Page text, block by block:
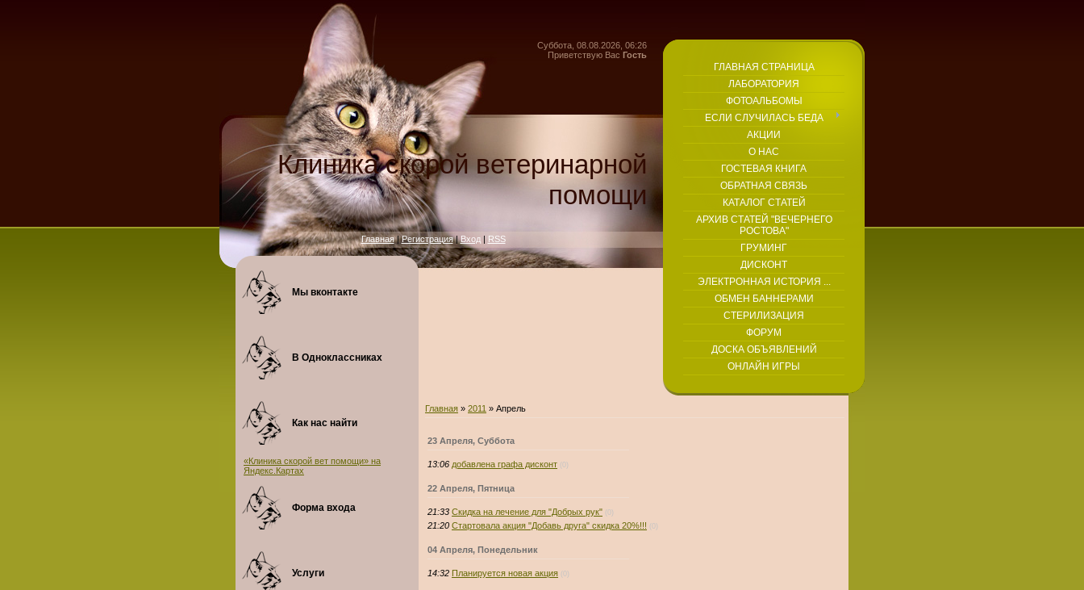
Суббота, 08.08.2026, 06:26
Приветствую Вас Гость
Клиника скорой ветеринарной
помощи
Главная|Регистрация|Вход| RSS
ГЛАВНАЯ СТРАНИЦА
ЛАБОРАТОРИЯ
ФОТОАЛЬБОМЫ
ЕСЛИ СЛУЧИЛАСЬ БЕДА
АКЦИИ
О НАС
ГОСТЕВАЯ КНИГА
ОБРАТНАЯ СВЯЗЬ
КАТАЛОГ СТАТЕЙ
АРХИВ СТАТЕЙ "ВЕЧЕРНЕГО
РОСТОВА"
ГРУМИНГ
ДИСКОНТ
ЭЛЕКТРОННАЯ ИСТОРИЯ ...
ОБМЕН БАННЕРАМИ
СТЕРИЛИЗАЦИЯ
ФОРУМ
ДОСКА ОБЪЯВЛЕНИЙ
ОНЛАЙН ИГРЫ
Мы вконтакте
В Одноклассниках
Как нас найти
«Клиника скорой вет помощи» на
Яндекс.Картах
Форма входа
Услуги
Главная » 2011 » Апрель
23 Апреля, Суббота
13:06 добавлена графа дисконт (0)
22 Апреля, Пятница
21:33 Скидка на лечение для "Добрых рук" (0)
21:20 Стартовала акция "Добавь друга" скидка 20%!!! (0)
04 Апреля, Понедельник
14:32 Планируется новая акция (0)